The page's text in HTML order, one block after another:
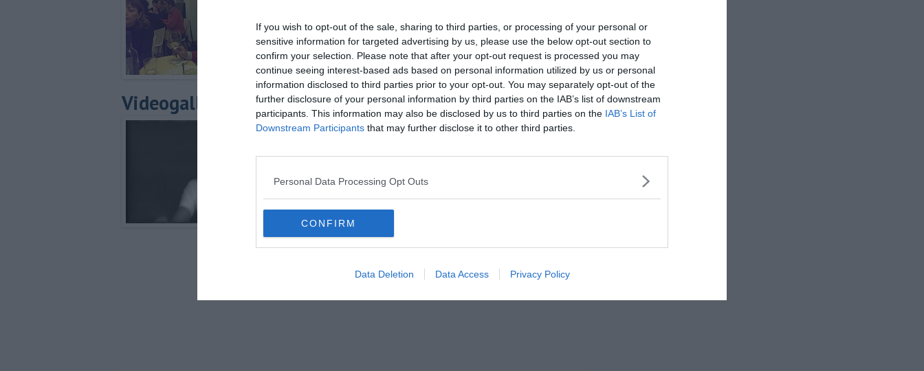
If you wish to opt-out of the sale, sharing to third parties, or processing of your personal or
sensitive information for targeted advertising by us, please use the below opt-out section to
confirm your selection. Please note that after your opt-out request is processed you may
continue seeing interest-based ads based on personal information utilized by us or personal
information disclosed to third parties prior to your opt-out. You may separately opt-out of the
further disclosure of your personal information by third parties on the IAB’s list of downstream
participants. This information may also be disclosed by us to third parties on the IAB’s List of
Downstream Participants that may further disclose it to other third parties.
Personal Data Processing Opt Outs
CONFIRM
Data Deletion Data Access Privacy Policy
Videogallery